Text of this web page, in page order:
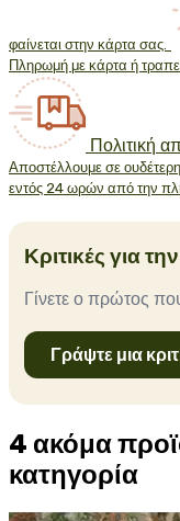
φαίνεται στην κάρτα σας.
Πληρωμή με κάρτα ή
Πολιτική
Αποστέλλουμε σε
εντός 24 ωρών από την
Κριτικές για
Γίνετε ο πρώτος
Γράψτε μια
4 ακόμα
κατηγορία